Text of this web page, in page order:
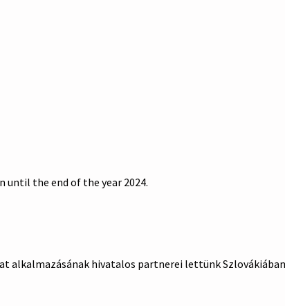
until the end of the year 2024.
alkalmazásának hivatalos partnerei lettünk